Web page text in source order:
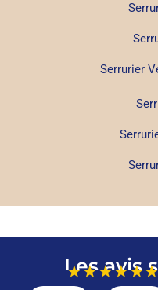
Serrurier
Les avis
★★★★★